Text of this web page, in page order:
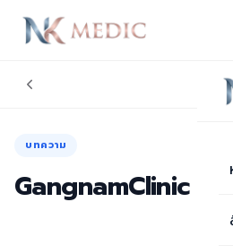
บทความ
GangnamClinic อุบล